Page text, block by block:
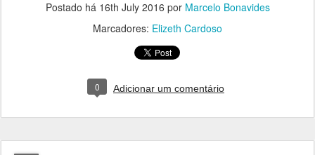
Postado há 16th July 2016 por Marcelo Bonavides
Marcadores: Elizeth Cardoso
0 Adicionar um comentário